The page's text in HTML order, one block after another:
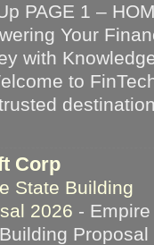
PAGE 1 –
Your
with
to
Corp
State Building
2026 - Empire
Proposal